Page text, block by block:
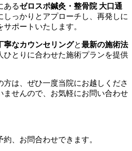
あるゼロスポ鍼灸・整骨院 大口通
しっかりとアプローチし、再発しに
ポートいたします。
寧なカウンセリングと最新の施術法
ひとりに合わせた施術プランを提供
方は、ぜひ一度当院にお越しくださ
ませんので、お気軽にお問い合わせ
、お問合わせできます。